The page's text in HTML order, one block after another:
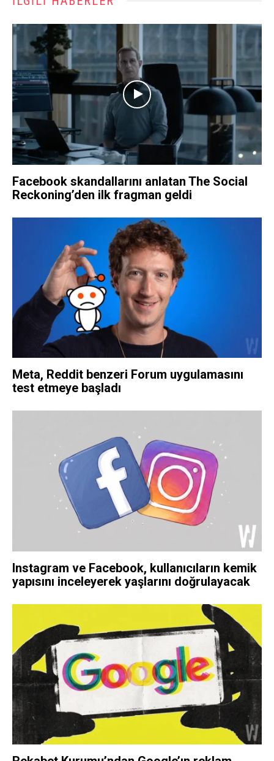
Facebook skandallarını anlatan The Social
Reckoning’den ilk fragman geldi
Meta, Reddit benzeri Forum uygulamasını
test etmeye başladı
Instagram ve Facebook, kullanıcıların kemik
yapısını inceleyerek yaşlarını doğrulayacak